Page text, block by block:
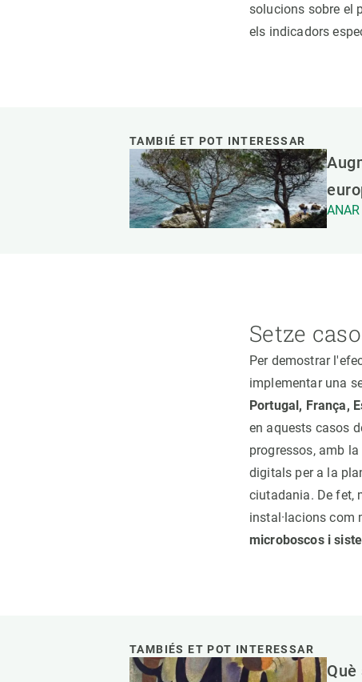
solucions sobre el
els indicadors
TAMBIÉ ET POT INTERESSAR
Setze
Per demostrar
implementar una
Portugal, França,
en aquests casos
progressos, amb
digitals per a la
ciutadania. De fet,
instal·lacions com
microboscos i
TAMBIÉS ET POT INTERESSAR